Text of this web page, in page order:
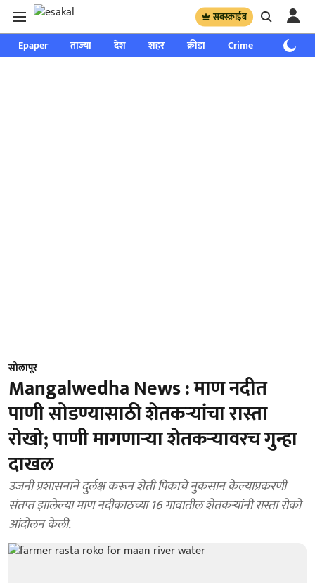
सबस्क्राईब
Epaper ताज्या देश शहर क्रीडा Crime साप्ताहिक
सोलापूर
Mangalwedha News : माण नदीत
पाणी सोडण्यासाठी शेतकऱ्यांचा रास्ता
रोखो; पाणी मागणाऱ्या शेतकऱ्यावरच गुन्हा
दाखल
उजनी प्रशासनाने दुर्लक्ष करून शेती पिकाचे नुकसान केल्याप्रकरणी
संतप्त झालेल्या माण नदीकाठच्या 16 गावातील शेतकऱ्यांनी रास्ता रोको
आंदोलन केली.